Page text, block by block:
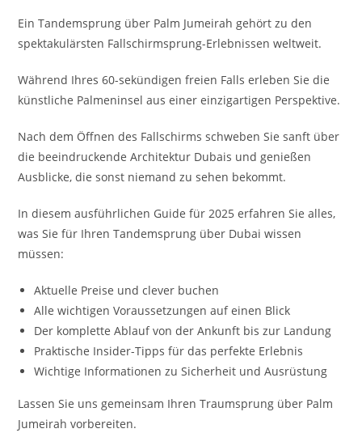
Ein Tandemsprung über Palm Jumeirah gehört zu den
spektakulärsten Fallschirmsprung-Erlebnissen weltweit.
Während Ihres 60-sekündigen freien Falls erleben Sie die
künstliche Palmeninsel aus einer einzigartigen Perspektive.
Nach dem Öffnen des Fallschirms schweben Sie sanft über
die beeindruckende Architektur Dubais und genießen
Ausblicke, die sonst niemand zu sehen bekommt.
In diesem ausführlichen Guide für 2025 erfahren Sie alles,
was Sie für Ihren Tandemsprung über Dubai wissen
müssen:
Aktuelle Preise und clever buchen
Alle wichtigen Voraussetzungen auf einen Blick
Der komplette Ablauf von der Ankunft bis zur Landung
Praktische Insider-Tipps für das perfekte Erlebnis
Wichtige Informationen zu Sicherheit und Ausrüstung
Lassen Sie uns gemeinsam Ihren Traumsprung über Palm
Jumeirah vorbereiten.